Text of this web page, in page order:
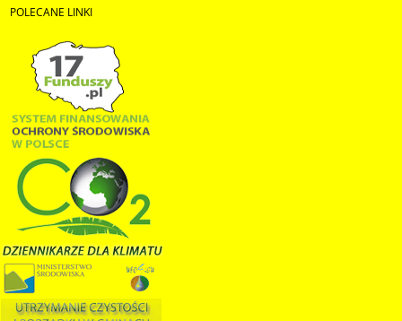
Fundusz Ochrony Środowiska i Gospodarki Wodnej w
29.02.2024
Wojewódzki Fundusz Ochrony Środowiska i Gospodarki
Wodnej w Kielcach ogłasza nabór wniosków w trybie
konkursowym na 2024-2025 z dziedziny INNE DZIAŁANIA
EDUKACJA EKOLOGICZNA na dofinansowanie
zdań/projektów realizowanych na terenie województwa
święto...
POLECANE LINKI